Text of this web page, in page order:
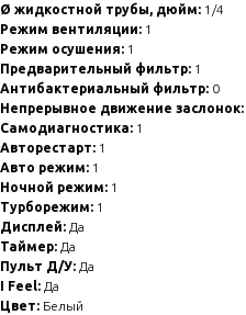
Ø жидкостной трубы, дюйм: 1/4
Режим вентиляции: 1
Режим осушения: 1
Предварительный фильтр: 1
Антибактериальный фильтр: 0
Непрерывное движение заслонок:
Самодиагностика: 1
Авторестарт: 1
Авто режим: 1
Ночной режим: 1
Турборежим: 1
Дисплей: Да
Таймер: Да
Пульт Д/У: Да
I Feel: Да
Цвет: Белый